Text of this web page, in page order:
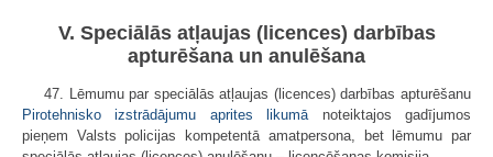
V. Speciālās atļaujas (licences) darbības
apturēšana un anulēšana
47. Lēmumu par speciālās atļaujas (licences) darbības apturēšanu
Pirotehnisko izstrādājumu aprites likumānoteiktajos gadījumos
pieņem Valsts policijas kompetentā amatpersona, bet lēmumu par